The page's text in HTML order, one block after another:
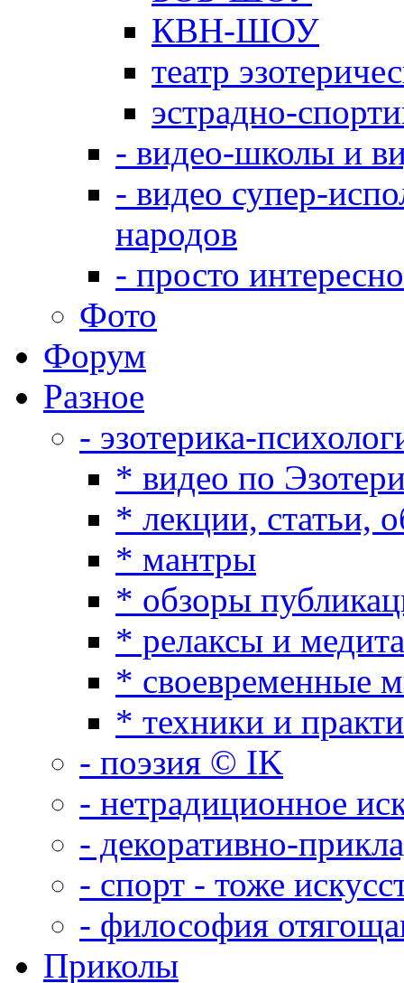
КВН-ШОУ
театр
эстрадно-
- видео-школы и
- видео супер-
народов
- просто
Фото
Форум
Разное
- эзотерика-
* видео по
* лекции, статьи,
* мантры
* обзоры
* релаксы и
* своевременные
* техники и
- поэзия © IK
- нетрадиционное
- декоративно-
- спорт - тоже
- философия
Приколы